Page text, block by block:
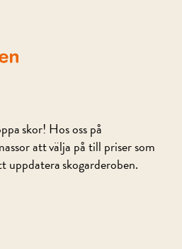
skor! Hos oss på
att välja på till priser som
uppdatera skogarderoben.